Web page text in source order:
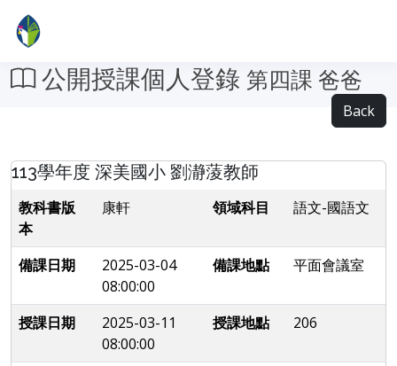
公開授課個人登錄 第四課 爸爸
Back
113學年度 深美國小 劉瀞蔆教師
教科書版
本
康軒 領域科目 語文-國語文
備課日期
2025-03-04
08:00:00
備課地點 平面會議室
授課日期
2025-03-11
08:00:00
授課地點 206